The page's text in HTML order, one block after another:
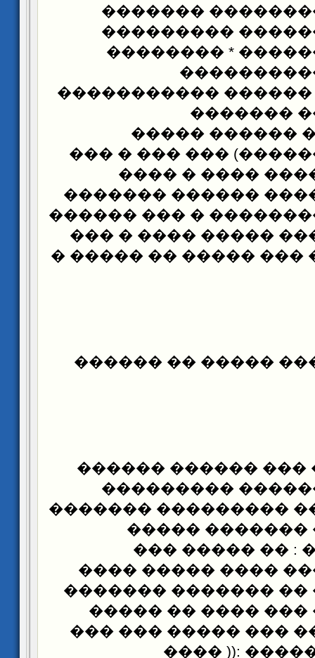
��������
��������
�������
������
���������� ������
�����
�����������
������� ��������)
��� ������
����� ���� ����
�������� ���������
�������� � ���
���� ����� � ���
����� ��� ����
(1) ����� : ��� ���
�������
�������� � ��
������� ���
����������� :
������ ������
��������� � ��
�� �������� ���
����� ��� ��� ���
����� � ���